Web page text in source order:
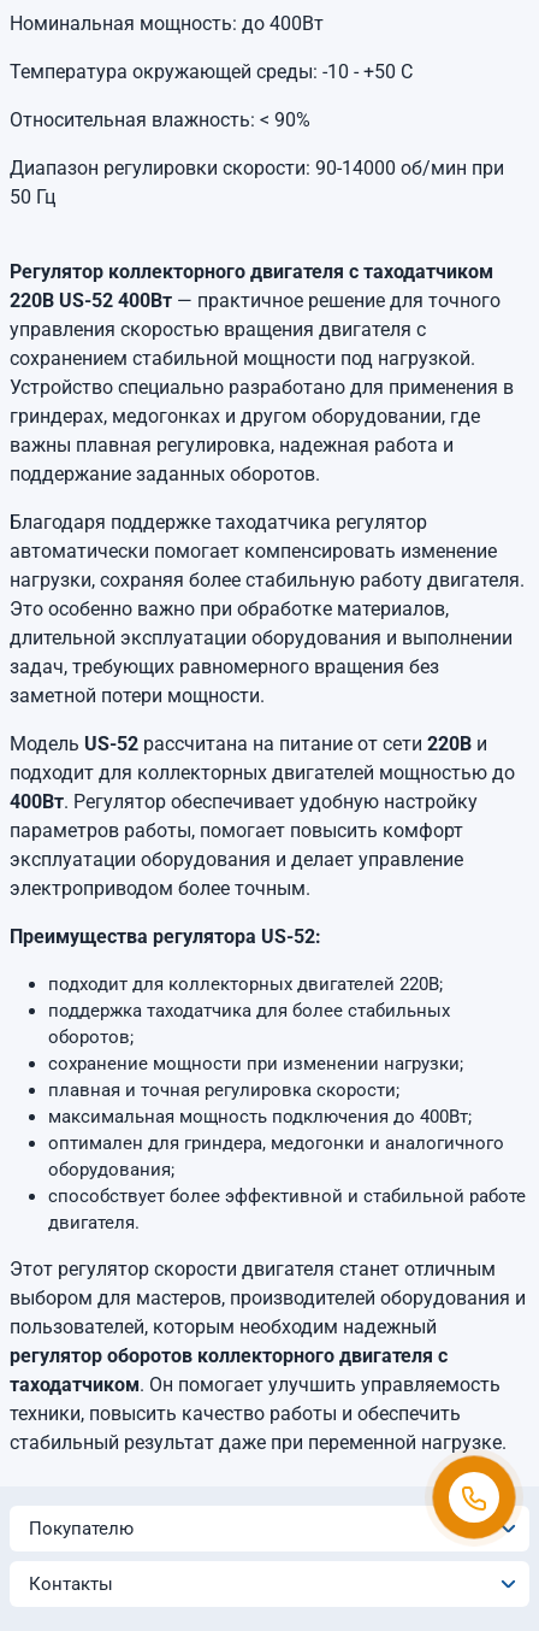
Номинальная мощность: до 400Вт
Температура окружающей среды: -10 - +50 С
Относительная влажность: < 90%
Диапазон регулировки скорости: 90-14000 об/мин при
50 Гц
Регулятор коллекторного двигателя с таходатчиком
220В US-52 400Вт — практичное решение для точного
управления скоростью вращения двигателя с
сохранением стабильной мощности под нагрузкой.
Устройство специально разработано для применения в
гриндерах, медогонках и другом оборудовании, где
важны плавная регулировка, надежная работа и
поддержание заданных оборотов.
Благодаря поддержке таходатчика регулятор
автоматически помогает компенсировать изменение
нагрузки, сохраняя более стабильную работу двигателя.
Это особенно важно при обработке материалов,
длительной эксплуатации оборудования и выполнении
задач, требующих равномерного вращения без
заметной потери мощности.
Модель US-52 рассчитана на питание от сети 220В и
подходит для коллекторных двигателей мощностью до
400Вт. Регулятор обеспечивает удобную настройку
параметров работы, помогает повысить комфорт
эксплуатации оборудования и делает управление
электроприводом более точным.
Преимущества регулятора US-52:
подходит для коллекторных двигателей 220В;
поддержка таходатчика для более стабильных
оборотов;
сохранение мощности при изменении нагрузки;
плавная и точная регулировка скорости;
максимальная мощность подключения до 400Вт;
оптимален для гриндера, медогонки и аналогичного
оборудования;
способствует более эффективной и стабильной работе
двигателя.
Этот регулятор скорости двигателя станет отличным
выбором для мастеров, производителей оборудования и
пользователей, которым необходим надежный
регулятор оборотов коллекторного двигателя с
таходатчиком. Он помогает улучшить управляемость
техники, повысить качество работы и обеспечить
стабильный результат даже при переменной нагрузке.
Покупателю
Контакты